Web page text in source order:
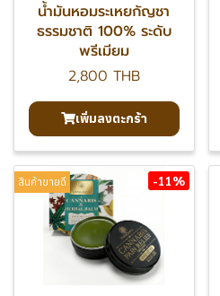
น้ำมันหอมระเหยกัญชา
ธรรมชาติ 100% ระดับ
พรีเมียม
2,800 THB
เพิ่มลงตะกร้า
สินค้าขายดี -11%